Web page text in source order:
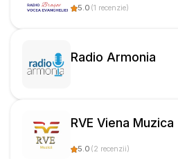
5.0 (1 recenzie)
Radio Armonia
RVE Viena Muzica
5.0 (2 recenzii)